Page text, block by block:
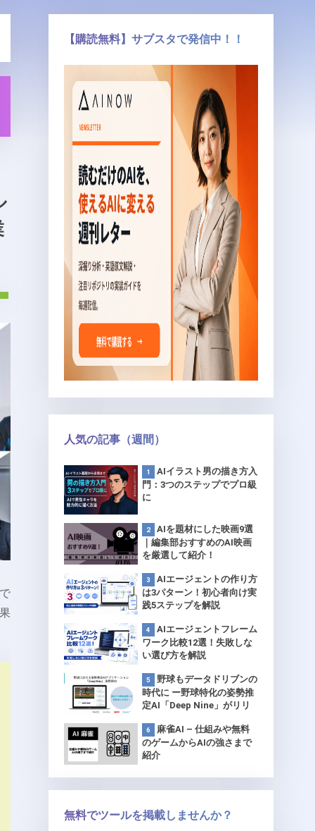
【購読無料】サブスタで発信中！！
人気の記事（週間）
AIイラスト男の描き方入
門：3つのステップでプロ級
に
AIを題材にした映画9選
｜編集部おすすめのAI映画
を厳選して紹介！
AIエージェントの作り方
は3パターン！初心者向け実
践5ステップを解説
AIエージェントフレーム
ワーク比較12選！失敗しな
い選び方を解説
野球もデータドリブンの
時代に ー野球特化の姿勢推
定AI「Deep Nine」がリリ
入】麻雀AI – 仕組みや無料
のゲームからAIの強さまで
紹介
無料でツールを掲載しませんか？